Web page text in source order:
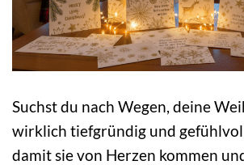
Suchst du nach Wegen, deine
wirklich tiefgründig und
damit sie von Herzen kommen